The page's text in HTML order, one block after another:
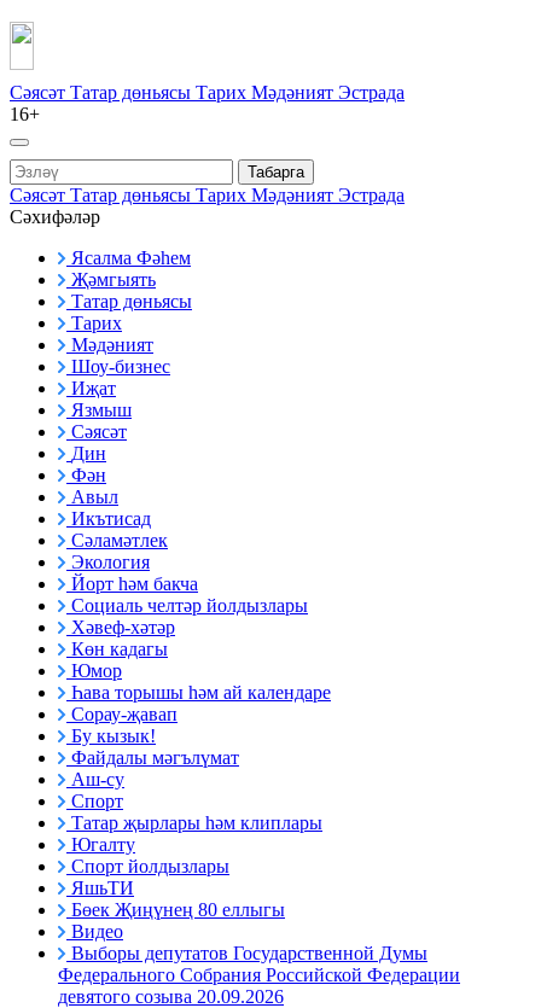
Сәясәт Татар дөньясы Тарих Мәдәният Эстрада
16+
Табарга
Сәясәт Татар дөньясы Тарих Мәдәният Эстрада
Сәхифәләр
Ясалма Фәһем
Җәмгыять
Татар дөньясы
Тарих
Мәдәният
Шоу-бизнес
Иҗат
Язмыш
Сәясәт
Дин
Фән
Авыл
Икътисад
Сәламәтлек
Экология
Йорт һәм бакча
Социаль челтәр йолдызлары
Хәвеф-хәтәр
Көн кадагы
Юмор
Һава торышы һәм ай календаре
Сорау-җавап
Бу кызык!
Файдалы мәгълүмат
Аш-су
Спорт
Татар җырлары һәм клиплары
Югалту
Спорт йолдызлары
ЯшьТИ
Бөек Җиңүнең 80 еллыгы
Видео
Выборы депутатов Государственной Думы
Федерального Собрания Российской Федерации
девятого созыва 20.09.2026